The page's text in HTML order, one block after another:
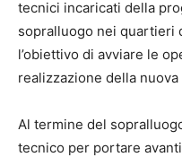
tecnici incaricati della
sopralluogo nei quartieri
l’obiettivo di avviare le
realizzazione della
Al termine del
tecnico per portare